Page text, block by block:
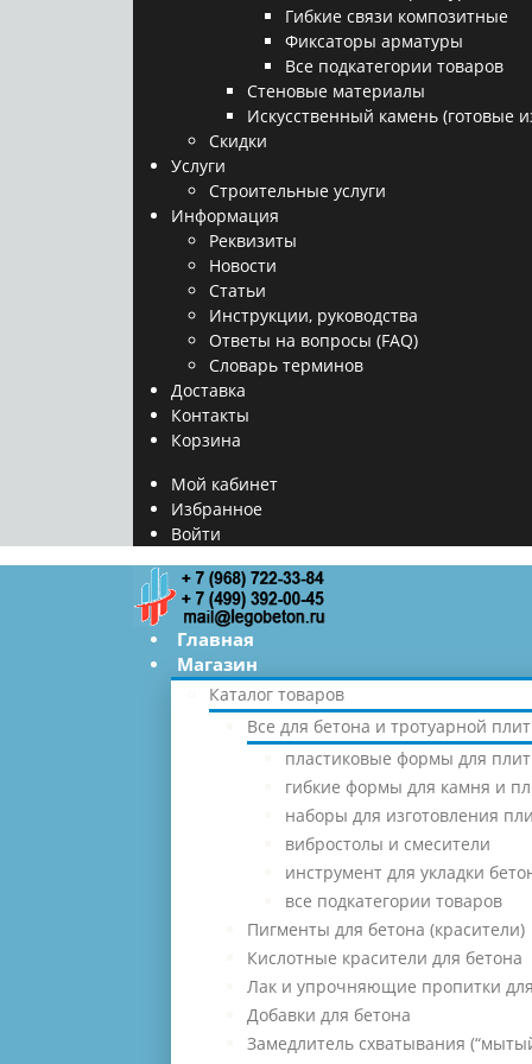
Гибкие связи композитные
Фиксаторы арматуры
Все подкатегории товаров
Стеновые материалы
Искусственный камень (готовые
Скидки
Услуги
Строительные услуги
Информация
Реквизиты
Новости
Статьи
Инструкции, руководства
Ответы на вопросы (FAQ)
Словарь терминов
Доставка
Контакты
Корзина
Мой кабинет
Избранное
Войти
Главная
Магазин
Каталог товаров
Все для бетона и тротуарной
пластиковые формы для
гибкие формы для камня и
наборы для изготовления
вибростолы и смесители
инструмент для укладки
все подкатегории товаров
Пигменты для бетона (красители)
Кислотные красители для бетона
Лак и упрочняющие пропитки
Добавки для бетона
Замедлитель схватывания